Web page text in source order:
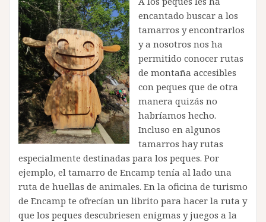
encantado buscar a los
tamarros y encontrarlos
y a nosotros nos ha
permitido conocer rutas
de montaña accesibles
con peques que de otra
manera quizás no
habríamos hecho.
Incluso en algunos
tamarros hay rutas
especialmente destinadas para los peques. Por
ejemplo, el tamarro de Encamp tenía al lado una
ruta de huellas de animales. En la oficina de turismo
de Encamp te ofrecían un librito para hacer la ruta y
que los peques descubriesen enigmas y juegos a la